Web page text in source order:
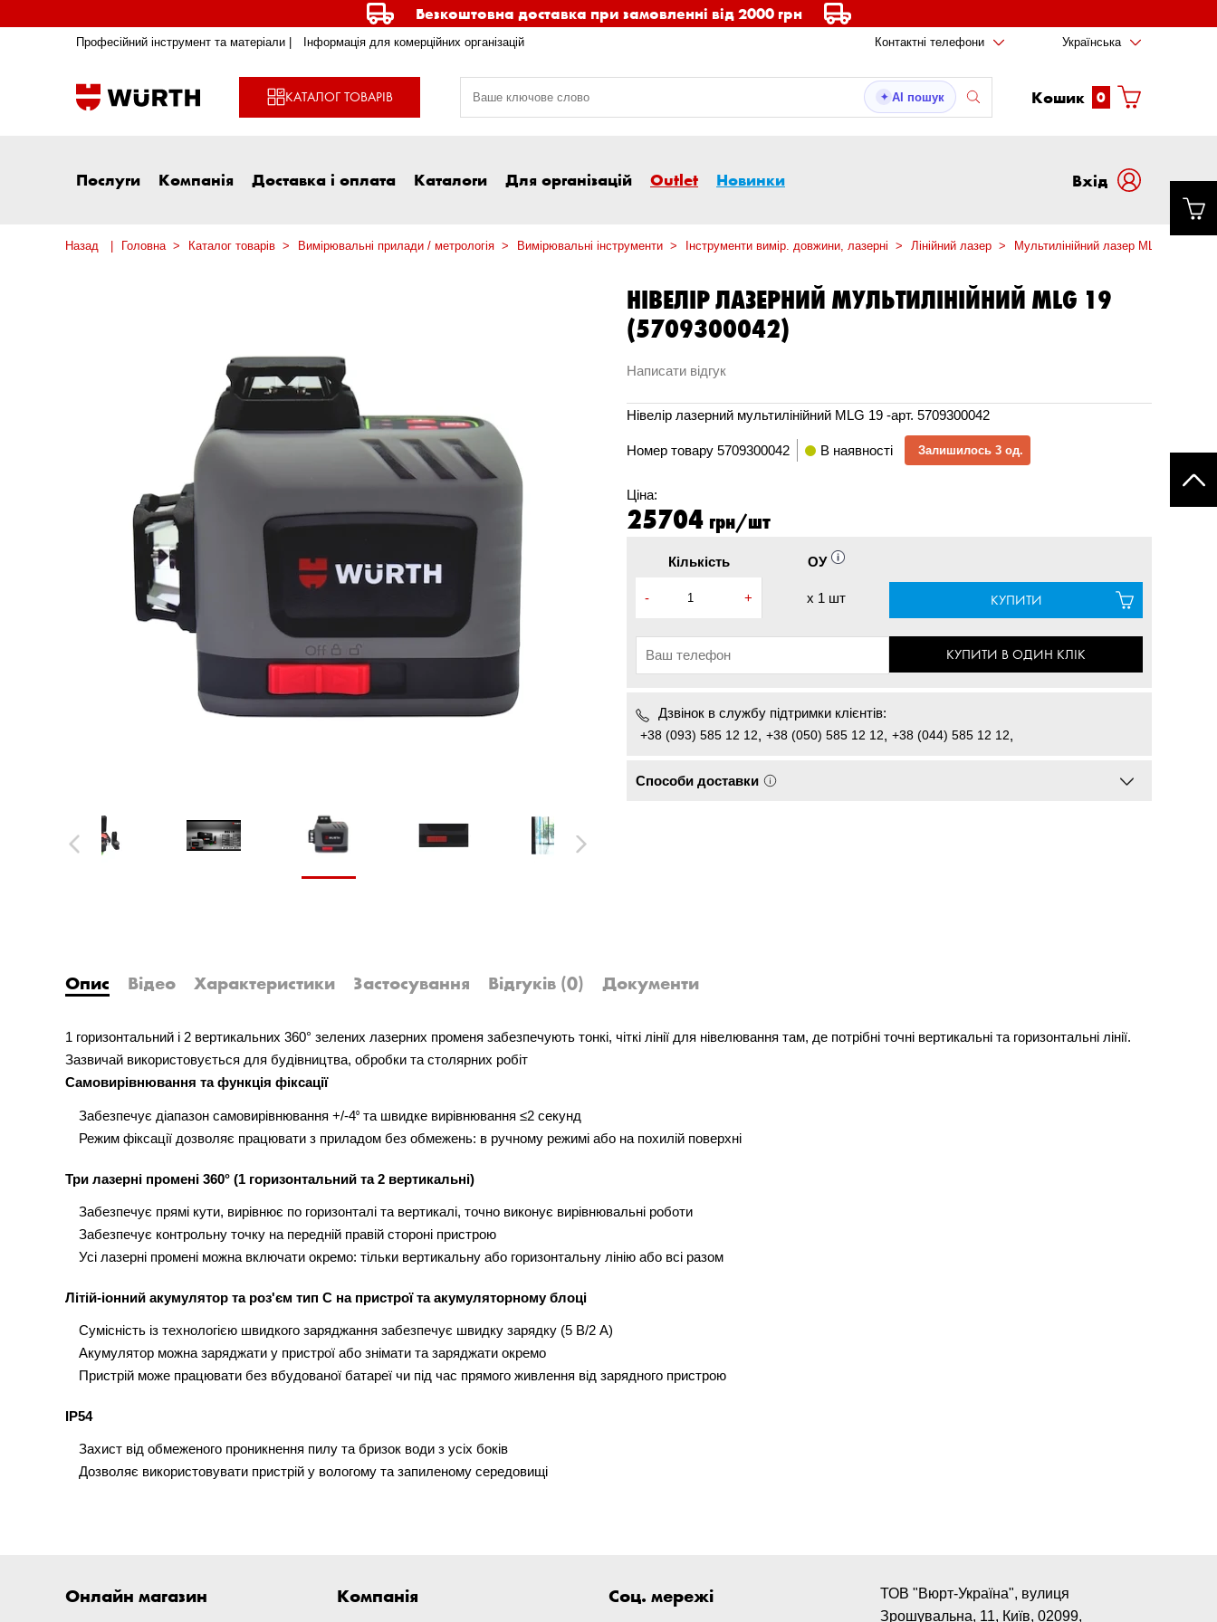
Безкоштовна доставка при замовленні від 2000 грн
Професійний інструмент та матеріали | Інформація для комерційних організацій Контактні телефони Українська
КАТАЛОГ ТОВАРІВ ✦ AI пошук Кошик 0
Послуги Компанія Доставка і оплата Каталоги Для організацій Outlet Новинки Вxід
Назад Головна Каталог товарів Вимірювальні прилади / метрологія Вимірювальні інструменти Інструменти вимір. довжини, лазерні Лінійний лазер Мультилінійний лазер MLG 19
Previous Next
НІВЕЛІР ЛАЗЕРНИЙ МУЛЬТИЛІНІЙНИЙ MLG 19
(5709300042)
Написати відгук
Нівелір лазерний мультилінійний MLG 19 -арт. 5709300042
Номер товару 5709300042 В наявності Залишилось 3 од.
Ціна:
25704 грн/шт
Кількість
- +
ОУ
x 1 шт КУПИТИ
КУПИТИ В ОДИН КЛІК
Дзвінок в службу підтримки клієнтів:
+38 (093) 585 12 12, +38 (050) 585 12 12, +38 (044) 585 12 12,
Способи доставки
Опис Відео Характеристики Застосування Відгуків (0) Документи
1 горизонтальний і 2 вертикальних 360° зелених лазерних променя забезпечують тонкі, чіткі лінії для нівелювання там, де потрібні точні вертикальні та горизонтальні лінії.
Зазвичай використовується для будівництва, обробки та столярних робіт
Самовирівнювання та функція фіксації
Забезпечує діапазон самовирівнювання +/-4⁰ та швидке вирівнювання ≤2 секунд
Режим фіксації дозволяє працювати з приладом без обмежень: в ручному режимі або на похилій поверхні
Три лазерні промені 360° (1 горизонтальний та 2 вертикальні)
Забезпечує прямі кути, вирівнює по горизонталі та вертикалі, точно виконує вирівнювальні роботи
Забезпечує контрольну точку на передній правій стороні пристрою
Усі лазерні промені можна включати окремо: тільки вертикальну або горизонтальну лінію або всі разом
Літій-іонний акумулятор та роз'єм тип C на пристрої та акумуляторному блоці
Сумісність із технологією швидкого заряджання забезпечує швидку зарядку (5 В/2 А)
Акумулятор можна заряджати у пристрої або знімати та заряджати окремо
Пристрій може працювати без вбудованої батареї чи під час прямого живлення від зарядного пристрою
IP54
Захист від обмеженого проникнення пилу та бризок води з усіх боків
Дозволяє використовувати пристрій у вологому та запиленому середовищі
Онлайн магазин Компанія Соц. мережі
ТОВ "Вюрт-Україна", вулиця
Зрошувальна, 11, Київ, 02099,